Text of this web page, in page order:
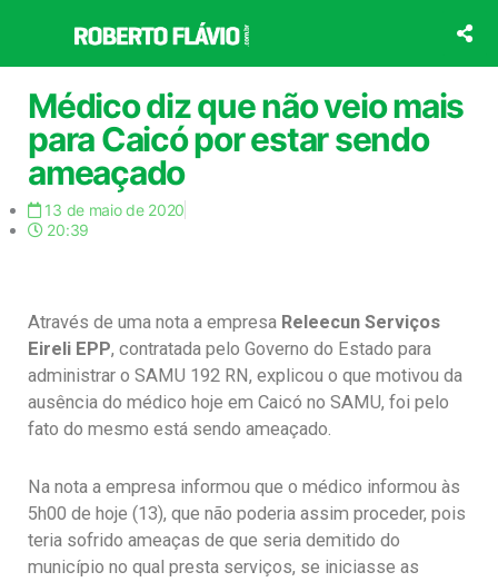
o
conteúdo
Médico diz que não veio mais
para Caicó por estar sendo
ameaçado
13 de maio de 2020
20:39
Através de uma nota a empresa Releecun Serviços
Eireli EPP, contratada pelo Governo do Estado para
administrar o SAMU 192 RN, explicou o que motivou da
ausência do médico hoje em Caicó no SAMU, foi pelo
fato do mesmo está sendo ameaçado.
Na nota a empresa informou que o médico informou às
5h00 de hoje (13), que não poderia assim proceder, pois
teria sofrido ameaças de que seria demitido do
município no qual presta serviços, se iniciasse as